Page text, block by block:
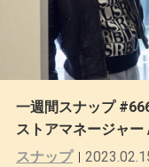
一週間スナップ
ストアマネージャ
スナップ